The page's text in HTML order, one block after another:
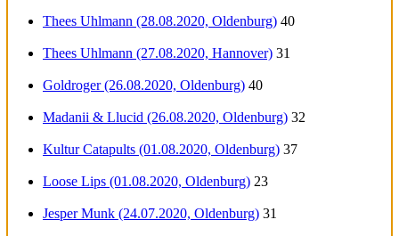
Thees Uhlmann (28.08.2020, Oldenburg) 40
Thees Uhlmann (27.08.2020, Hannover) 31
Goldroger (26.08.2020, Oldenburg) 40
Madanii & Llucid (26.08.2020, Oldenburg) 32
Kultur Catapults (01.08.2020, Oldenburg) 37
Loose Lips (01.08.2020, Oldenburg) 23
Jesper Munk (24.07.2020, Oldenburg) 31